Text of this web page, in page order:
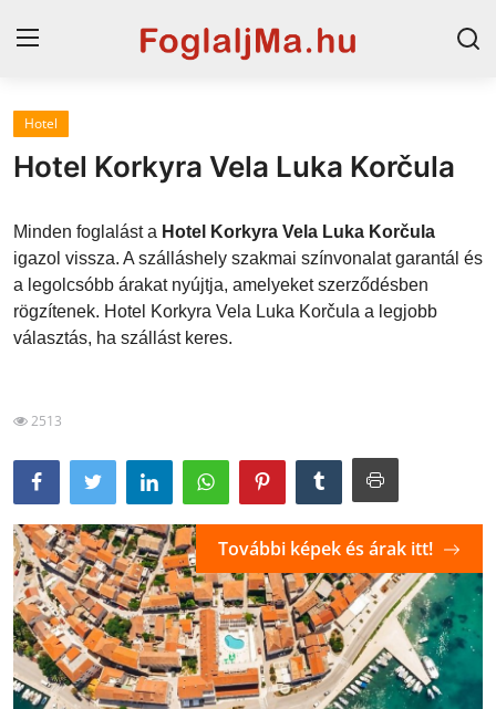
Magyarország
Horvát tengerpart
Horvátország
Szállások a Balatonon
Szállások Hajdúszoboszlón
Hotel
Hotel Korkyra Vela Luka Korčula
Minden foglalást a Hotel Korkyra Vela Luka Korčula
igazol vissza. A szálláshely szakmai színvonalat garantál és
a legolcsóbb árakat nyújtja, amelyeket szerződésben
rögzítenek. Hotel Korkyra Vela Luka Korčula a legjobb
választás, ha szállást keres.
2513
További képek és árak itt!